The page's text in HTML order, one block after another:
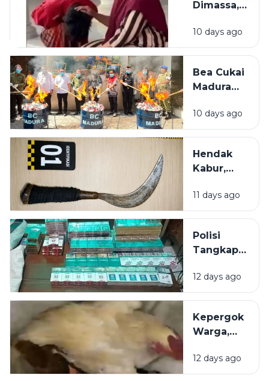
Sabu di
Dimassa,
Rokok di
Bangkalan
Diselamatkan
Emak-Emak
10 days ago
Bea Cukai
Madura
21 Juta
Batang
Ilegal
dalam 6
10 days ago
Hendak
Kabur,
Pelaku
Penganiayaan
dibekuk di
Bus
11 days ago
Polisi
Tangkap
Toko
Pracangan
Giliyang
Sumenep
12 days ago
Kepergok
Warga,
Maling
Ayam di
12 days ago